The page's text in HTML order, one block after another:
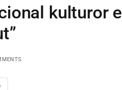
kulturor e